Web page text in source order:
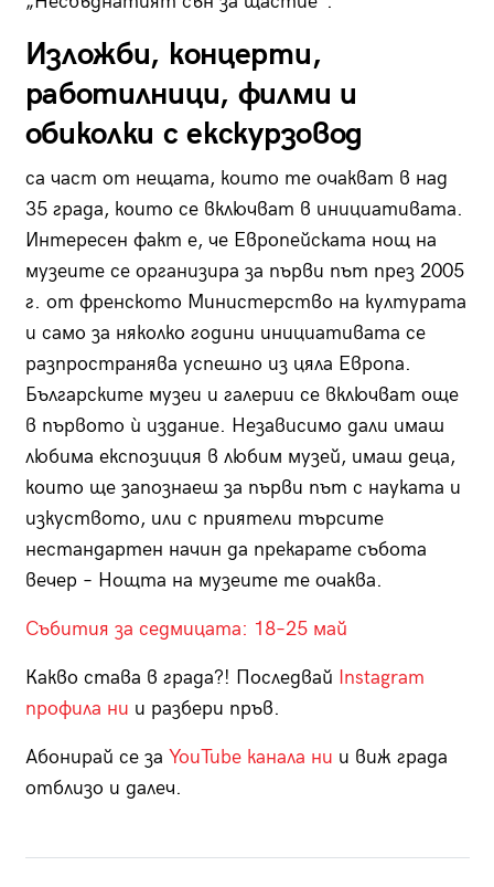
Изложби, концерти,
работилници, филми и
обиколки с екскурзовод
са част от нещата, които те очакват в над
35 града, които се включват в инициативата.
Интересен факт е, че Европейската нощ на
музеите се организира за първи път през 2005
г. от френското Министерство на културата
и само за няколко години инициативата се
разпространява успешно из цяла Европа.
Българските музеи и галерии се включват още
в първото ѝ издание. Независимо дали имаш
любима експозиция в любим музей, имаш деца,
които ще запознаеш за първи път с науката и
изкуството, или с приятели търсите
нестандартен начин да прекарате събота
вечер – Нощта на музеите те очаква.
Събития за седмицата: 18–25 май
Какво става в града?! Последвай Instagram
профила ни и разбери пръв.
Абонирай се за YouTube канала ни и виж града
отблизо и далеч.